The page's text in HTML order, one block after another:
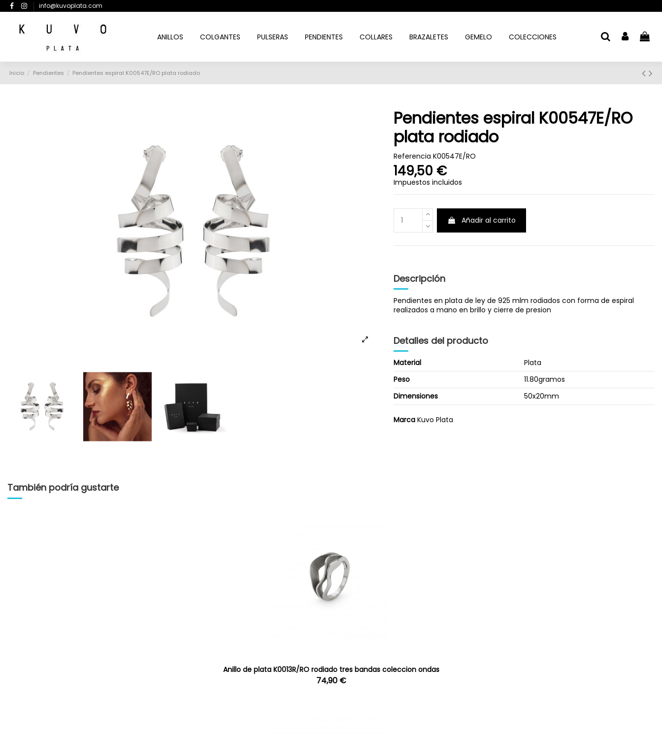
info@kuvoplata.com
ANILLOS COLGANTES PULSERAS PENDIENTES COLLARES BRAZALETES GEMELO COLECCIONES
Inicio Pendientes Pendientes espiral K00547E/RO plata rodiado
Pendientes espiral K00547E/RO
plata rodiado
Referencia K00547E/RO
149,50 €
Impuestos incluidos
Añadir al carrito
Descripción
Pendientes en plata de ley de 925 mlm rodiados con forma de espiral
realizados a mano en brillo y cierre de presion
Detalles del producto
Material
Plata
Peso
11.80gramos
Dimensiones
50x20mm
Marca Kuvo Plata
También podría gustarte
Anillo de plata K0013R/RO rodiado tres bandas coleccion ondas
74,90 €